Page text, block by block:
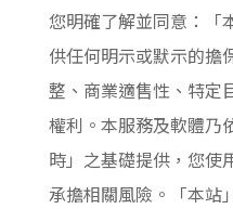
您明確了解並同意：「
供任何明示或默示的擔
整、商業適售性、特定
權利。本服務及軟體乃
時」之基礎提供，您使
承擔相關風險。「本站